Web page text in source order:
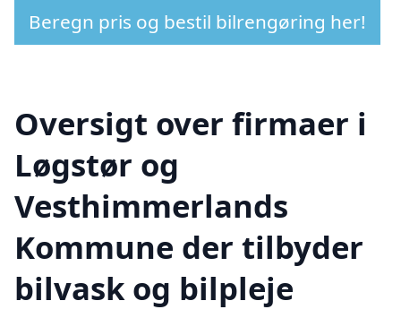
Beregn pris og bestil bilrengøring her!
Oversigt over firmaer i
Løgstør og
Vesthimmerlands
Kommune der tilbyder
bilvask og bilpleje